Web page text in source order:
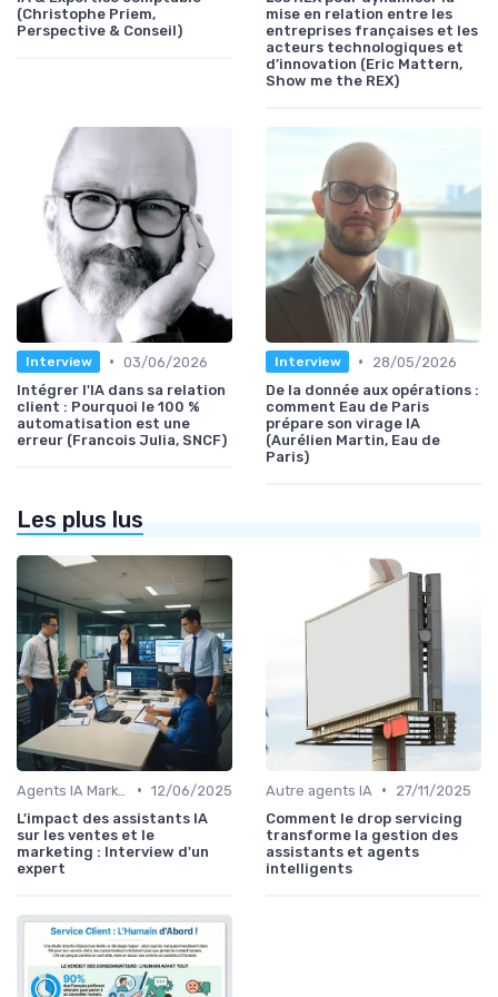
(Christophe Priem,
Perspective & Conseil)
mise en relation entre les
entreprises françaises et les
acteurs technologiques et
d’innovation (Eric Mattern,
Show me the REX)
Interview • 03/06/2026
Intégrer l'IA dans sa relation
client : Pourquoi le 100 %
automatisation est une
erreur (Francois Julia, SNCF)
Interview •
28/05/2026
De la donnée aux opérations :
comment Eau de Paris
prépare son virage IA
(Aurélien Martin, Eau de
Paris)
Les plus lus
• 12/06/2025
L'impact des assistants IA
sur les ventes et le
marketing : Interview d'un
expert
Autre agents IA •
27/11/2025
Comment le drop servicing
transforme la gestion des
assistants et agents
intelligents